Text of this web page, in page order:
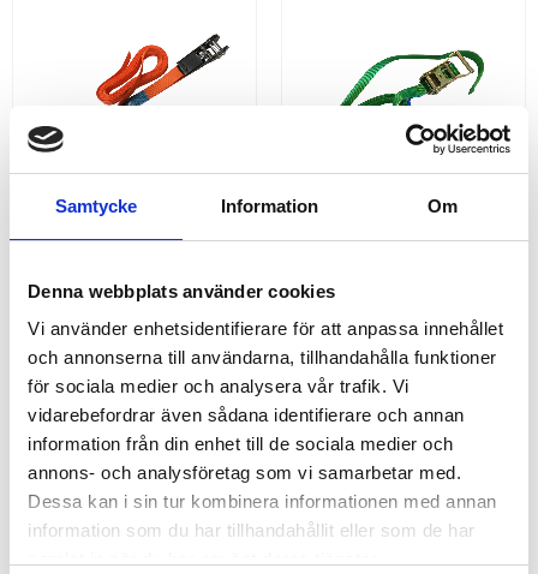
Samtycke Information Om
Denna webbplats använder cookies
Vi använder enhetsidentifierare för att anpassa innehållet
och annonserna till användarna, tillhandahålla funktioner
för sociala medier och analysera vår trafik. Vi
vidarebefordrar även sådana identifierare och annan
information från din enhet till de sociala medier och
annons- och analysföretag som vi samarbetar med.
Dessa kan i sin tur kombinera informationen med annan
information som du har tillhandahållit eller som de har
SPÄNNBAND 25MM
med 0,8 ton i brottstyrka,
perfekt att förvara i bilen för
vardagsbruk som surrning av
cykel. | Spännband &
65,00 KR
INFO
SPÄNNBAND ÄNDLÖS
med 2 ton i brottstyrka, perfekt
för enkel hobbysurrning och
vardagsbruk| 6 mtr |
Spännband & Bandsurrning
78,00 KR
INFO